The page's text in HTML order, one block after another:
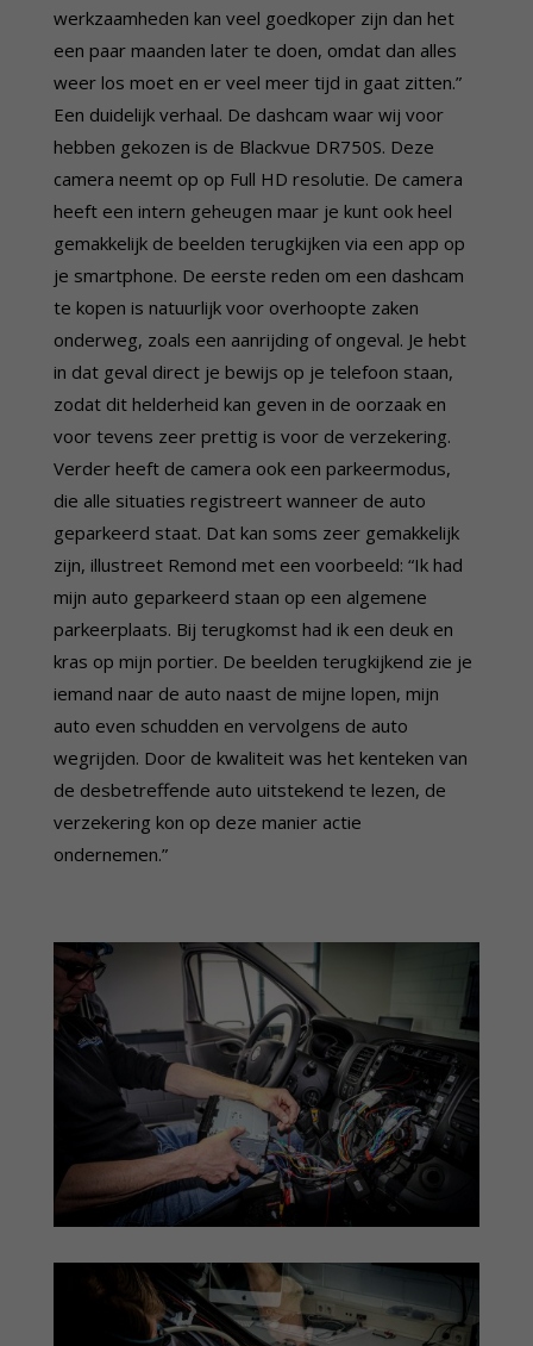
werkzaamheden kan veel goedkoper zijn dan het
een paar maanden later te doen, omdat dan alles
weer los moet en er veel meer tijd in gaat zitten.”
Een duidelijk verhaal. De dashcam waar wij voor
hebben gekozen is de Blackvue DR750S. Deze
camera neemt op op Full HD resolutie. De camera
heeft een intern geheugen maar je kunt ook heel
gemakkelijk de beelden terugkijken via een app op
je smartphone. De eerste reden om een dashcam
te kopen is natuurlijk voor overhoopte zaken
onderweg, zoals een aanrijding of ongeval. Je hebt
in dat geval direct je bewijs op je telefoon staan,
zodat dit helderheid kan geven in de oorzaak en
voor tevens zeer prettig is voor de verzekering.
Verder heeft de camera ook een parkeermodus,
die alle situaties registreert wanneer de auto
geparkeerd staat. Dat kan soms zeer gemakkelijk
zijn, illustreet Remond met een voorbeeld: “Ik had
mijn auto geparkeerd staan op een algemene
parkeerplaats. Bij terugkomst had ik een deuk en
kras op mijn portier. De beelden terugkijkend zie je
iemand naar de auto naast de mijne lopen, mijn
auto even schudden en vervolgens de auto
wegrijden. Door de kwaliteit was het kenteken van
de desbetreffende auto uitstekend te lezen, de
verzekering kon op deze manier actie
ondernemen.”